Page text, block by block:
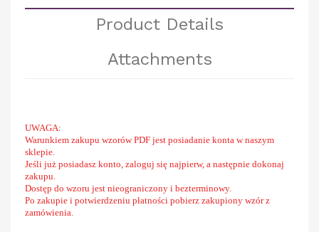
Product Details
Attachments
UWAGA:
Warunkiem zakupu wzorów PDF jest posiadanie konta w naszym
sklepie.
Jeśli już posiadasz konto, zaloguj się najpierw, a następnie dokonaj
zakupu.
Dostęp do wzoru jest nieograniczony i bezterminowy.
Po zakupie i potwierdzeniu płatności pobierz zakupiony wzór z
zamówienia.